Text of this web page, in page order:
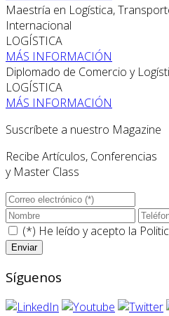
Maestría en Logística,
Internacional
LOGÍSTICA
MÁS INFORMACIÓN
Diplomado de Comercio y
LOGÍSTICA
MÁS INFORMACIÓN
Suscríbete a nuestro Magazine
Recibe Artículos, Conferencias
y Master Class
(*) He leído y acepto la
Síguenos